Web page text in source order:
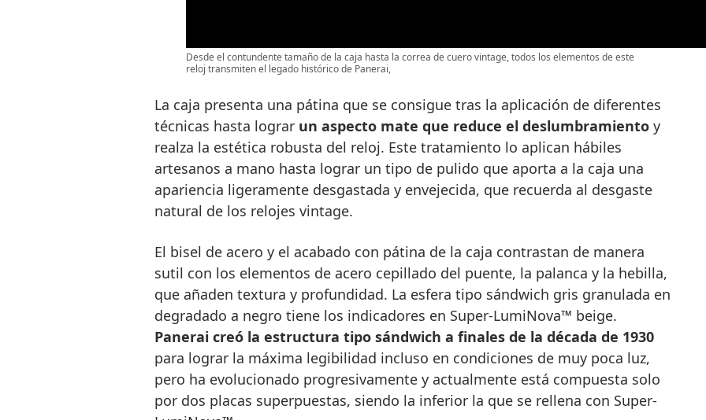
Desde el contundente tamaño de la caja hasta la correa de cuero vintage, todos los elementos de este
reloj transmiten el legado histórico de Panerai,
La caja presenta una pátina que se consigue tras la aplicación de diferentes
técnicas hasta lograrun aspecto mate que reduce el deslumbramiento y
realza la estética robusta del reloj. Este tratamiento lo aplican hábiles
artesanos a mano hasta lograr un tipo de pulido que aporta a la caja una
apariencia ligeramente desgastada y envejecida, que recuerda al desgaste
natural de los relojes vintage.
El bisel de acero y el acabado con pátina de la caja contrastan de manera
sutil con los elementos de acero cepillado del puente, la palanca y la hebilla,
que añaden textura y profundidad. La esfera tipo sándwich gris granulada en
degradado a negro tiene los indicadores en Super-LumiNova™ beige.
Panerai creó la estructura tipo sándwich a finales de la década de 1930
para lograr la máxima legibilidad incluso en condiciones de muy poca luz,
pero ha evolucionado progresivamente y actualmente está compuesta solo
por dos placas superpuestas, siendo la inferior la que se rellena con Super-